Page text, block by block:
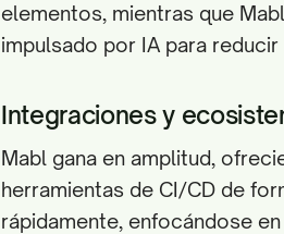
elementos, mientras que
impulsado por IA para
Integraciones y
Mabl gana en amplitud,
herramientas de CI/CD de
rápidamente, enfocándose